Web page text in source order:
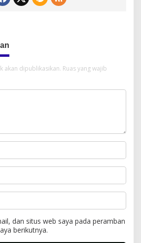
akan dipublikasikan. Ruas yang wajib
dan situs web saya pada peramban
berikutnya.